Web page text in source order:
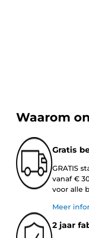
Waarom
Gratis
GRATIS
vanaf €
voor alle
Meer
2 jaar